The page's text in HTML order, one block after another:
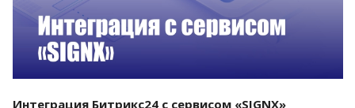
Интеграция Битрикс24 с сервисом «SIGNX»